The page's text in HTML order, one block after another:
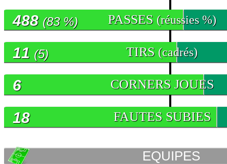
PASSES (réussies %)
488 (83 %)
TIRS (cadrés)
11 (5)
CORNERS JOUES
6
FAUTES SUBIES
18
EQUIPES